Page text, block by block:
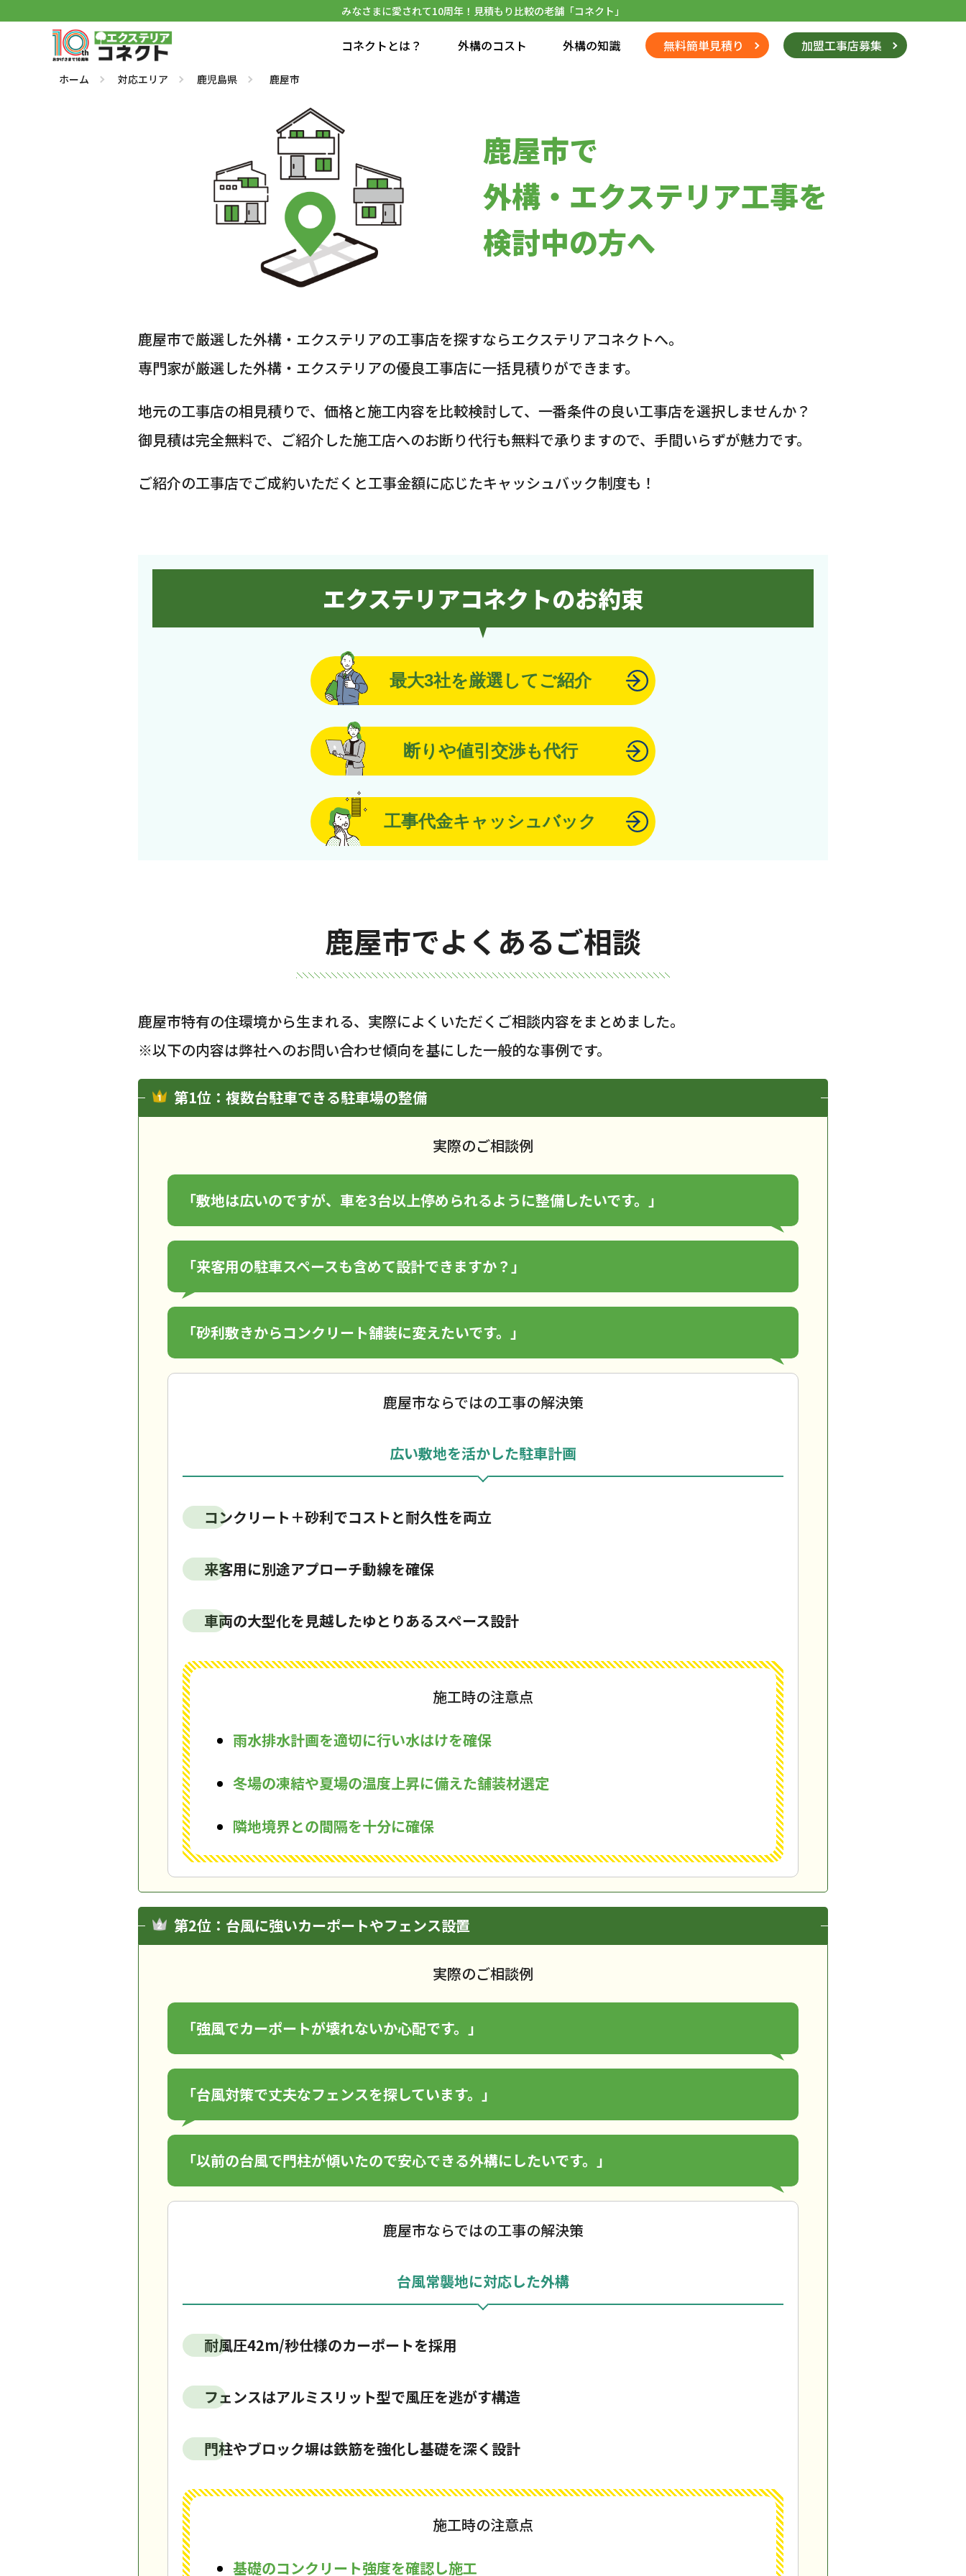
みなさまに愛されて10周年！見積もり比較の老舗「コネクト」
コネクトとは？ 外構のコスト 外構の知識 無料簡単見積り 加盟工事店募集
ホーム 対応エリア 鹿児島県 鹿屋市
鹿屋市で
外構・エクステリア工事を
検討中の方へ
鹿屋市で厳選した外構・エクステリアの工事店を探すならエクステリアコネクトへ。
専門家が厳選した外構・エクステリアの優良工事店に一括見積りができます。
地元の工事店の相見積りで、価格と施工内容を比較検討して、一番条件の良い工事店を選択しませんか？
御見積は完全無料で、ご紹介した施工店へのお断り代行も無料で承りますので、手間いらずが魅力です。
ご紹介の工事店でご成約いただくと工事金額に応じたキャッシュバック制度も！
エクステリアコネクトのお約束
最大3社を厳選してご紹介
断りや値引交渉も代行
工事代金キャッシュバック
鹿屋市でよくあるご相談
鹿屋市特有の住環境から生まれる、実際によくいただくご相談内容をまとめました。
※以下の内容は弊社へのお問い合わせ傾向を基にした一般的な事例です。
第1位：複数台駐車できる駐車場の整備
実際のご相談例
「敷地は広いのですが、車を3台以上停められるように整備したいです。」
「来客用の駐車スペースも含めて設計できますか？」
「砂利敷きからコンクリート舗装に変えたいです。」
鹿屋市ならではの工事の解決策
広い敷地を活かした駐車計画
コンクリート＋砂利でコストと耐久性を両立
来客用に別途アプローチ動線を確保
車両の大型化を見越したゆとりあるスペース設計
施工時の注意点
雨水排水計画を適切に行い水はけを確保
冬場の凍結や夏場の温度上昇に備えた舗装材選定
隣地境界との間隔を十分に確保
第2位：台風に強いカーポートやフェンス設置
実際のご相談例
「強風でカーポートが壊れないか心配です。」
「台風対策で丈夫なフェンスを探しています。」
「以前の台風で門柱が傾いたので安心できる外構にしたいです。」
鹿屋市ならではの工事の解決策
台風常襲地に対応した外構
耐風圧42m/秒仕様のカーポートを採用
フェンスはアルミスリット型で風圧を逃がす構造
門柱やブロック塀は鉄筋を強化し基礎を深く設計
施工時の注意点
基礎のコンクリート強度を確認し施工